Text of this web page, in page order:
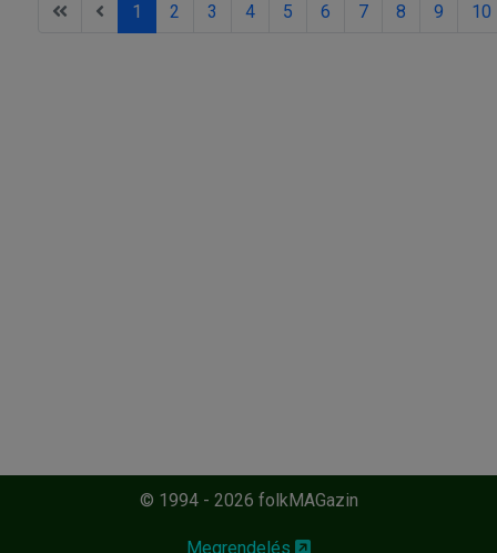
1 2 3 4 5 6 7 8 9 10
© 1994 - 2026 folkMAGazin
Megrendelés